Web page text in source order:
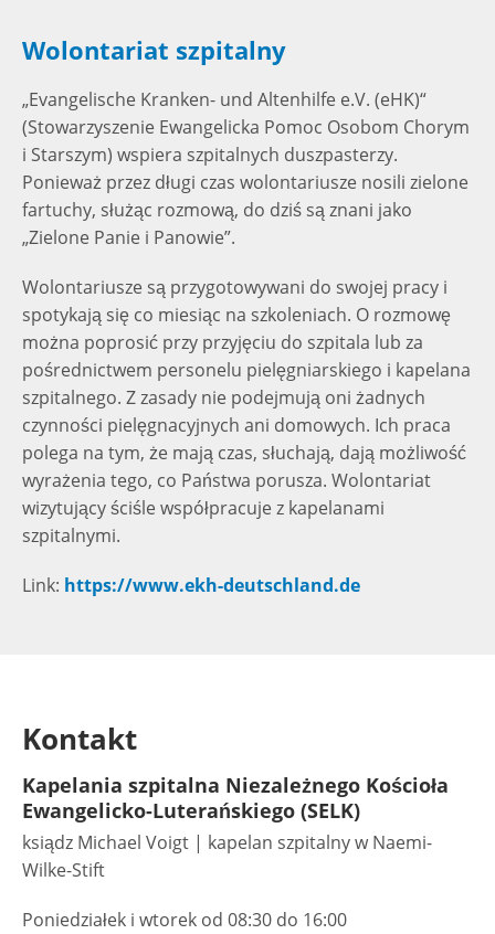
Wolontariat szpitalny
„Evangelische Kranken- und Altenhilfe e.V. (eHK)“
(Stowarzyszenie Ewangelicka Pomoc Osobom Chorym
i Starszym) wspiera szpitalnych duszpasterzy.
Ponieważ przez długi czas wolontariusze nosili zielone
fartuchy, służąc rozmową, do dziś są znani jako
„Zielone Panie i Panowie”.
Wolontariusze są przygotowywani do swojej pracy i
spotykają się co miesiąc na szkoleniach. O rozmowę
można poprosić przy przyjęciu do szpitala lub za
pośrednictwem personelu pielęgniarskiego i kapelana
szpitalnego. Z zasady nie podejmują oni żadnych
czynności pielęgnacyjnych ani domowych. Ich praca
polega na tym, że mają czas, słuchają, dają możliwość
wyrażenia tego, co Państwa porusza. Wolontariat
wizytujący ściśle współpracuje z kapelanami
szpitalnymi.
Link: https://www.ekh-deutschland.de
Kontakt
Kapelania szpitalna Niezależnego Kościoła
Ewangelicko-Luterańskiego (SELK)
ksiądz Michael Voigt | kapelan szpitalny w Naemi-
Wilke-Stift
Poniedziałek i wtorek od 08:30 do 16:00